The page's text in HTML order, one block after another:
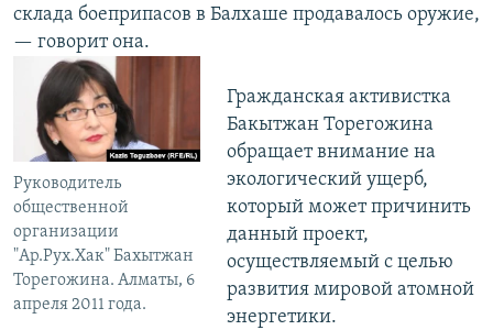
склада боеприпасов в Балхаше продавалось оружие,
— говорит она.
Руководитель
общественной
организации
"Ар.Рух.Хак" Бахытжан
Торегожина. Алматы, 6
апреля 2011 года.
Гражданская активистка
Бакытжан Торегожина
обращает внимание на
экологический ущерб,
который может причинить
данный проект,
осуществляемый с целью
развития мировой атомной
энергетики.